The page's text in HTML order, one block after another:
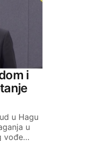
i
u Hagu
u
vođe…